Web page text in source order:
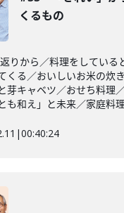
くるもの
りから／料理をしている
くる／おいしいお米の炊
芽キャベツ／おせち料理
も和え」と未来／家庭料
|00:40:24